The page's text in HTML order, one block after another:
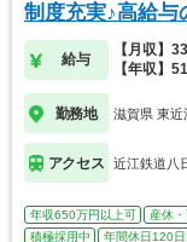
制度充実♪高給
給与
【月収】
【年収】
勤務地 滋賀県 東近
アクセス 近江鉄道八
年収650万円以上可 産休
積極採用中
年間休日120日